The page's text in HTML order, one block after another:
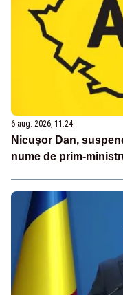
6 aug. 2026, 11:24
Nicușor Dan,
nume de prim-